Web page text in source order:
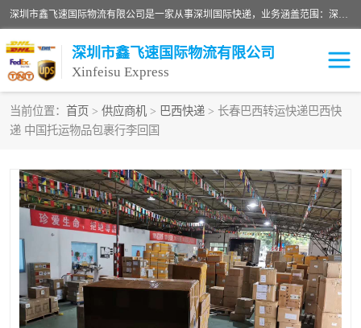
深圳市鑫飞速国际物流有限公司是一家从事深圳国际快递，业务涵盖范围：深圳DHL国际快递、深圳国际快递公司、深圳国际物流公司、深圳国际快递、深圳DHL国际快递电话可拨打全国服务热线：15019287411。欢迎各位亲来人来电到我司洽谈合作。
深圳市鑫飞速国际物流有限公司
Xinfeisu Express
当前位置： 首页 > 供应商机 > 巴西快递 > 长春巴西转运快递巴西快
递 中国托运物品包裹行李回国
联邦快递
俄罗斯快递 巴西快递
深圳DHL国际快递 伊朗快递
UPS国际快递 深圳国际快递公司
深圳国际物流公司 深圳国际快递电话